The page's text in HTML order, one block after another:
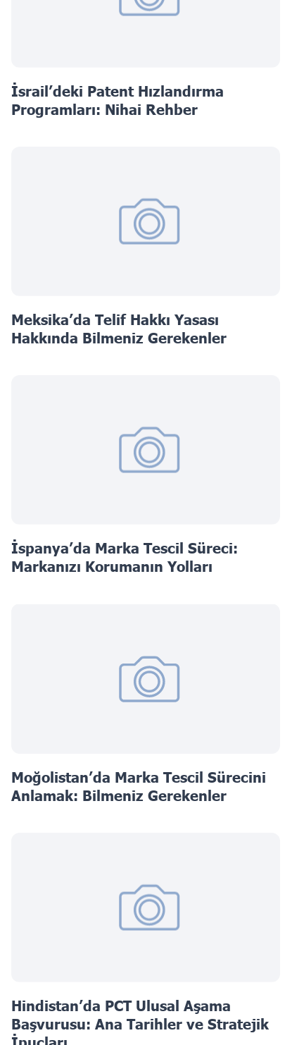
İsrail’deki Patent Hızlandırma
Programları: Nihai Rehber
Meksika’da Telif Hakkı Yasası
Hakkında Bilmeniz Gerekenler
İspanya’da Marka Tescil Süreci:
Markanızı Korumanın Yolları
Moğolistan’da Marka Tescil Sürecini
Anlamak: Bilmeniz Gerekenler
Hindistan’da PCT Ulusal Aşama
Başvurusu: Ana Tarihler ve Stratejik